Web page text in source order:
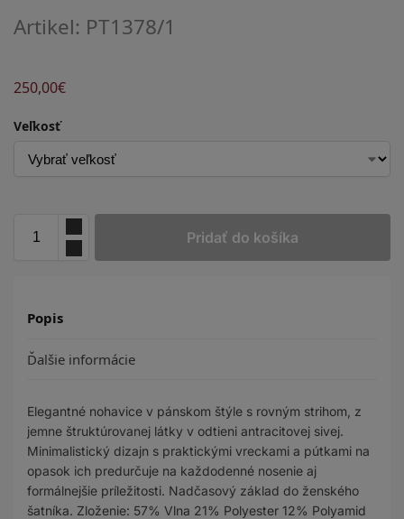
Artikel: PT1378/1
250,00€
Veľkosť
Pridať do košíka
Popis
Ďalšie informácie
Elegantné nohavice v pánskom štýle s rovným strihom, z
jemne štruktúrovanej látky v odtieni antracitovej sivej.
Minimalistický dizajn s praktickými vreckami a pútkami na
opasok ich predurčuje na každodenné nosenie aj
formálnejšie príležitosti. Nadčasový základ do ženského
šatníka. Zloženie: 57% Vlna 21% Polyester 12% Polyamid